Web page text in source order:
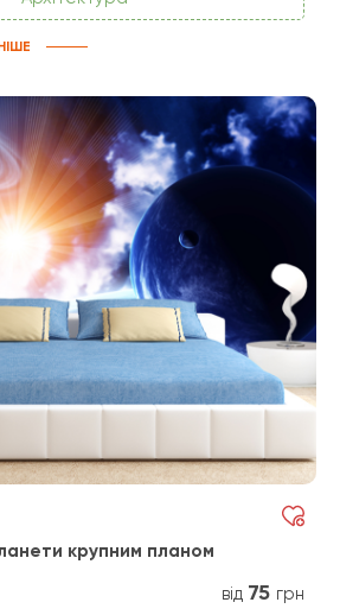
крупним планом
від 75 грн